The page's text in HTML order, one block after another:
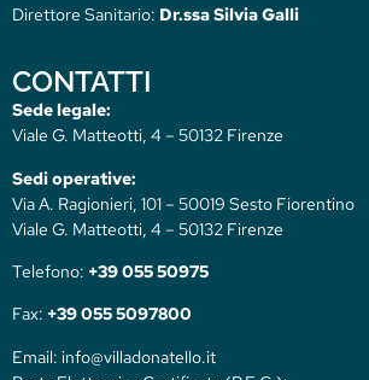
Direttore Sanitario: Dr.ssa Silvia Galli
CONTATTI
Sede legale:
Viale G. Matteotti, 4 – 50132 Firenze
Sedi operative:
Via A. Ragionieri, 101 – 50019 Sesto Fiorentino
Viale G. Matteotti, 4 – 50132 Firenze
Telefono: +39 055 50975
Fax: +39 055 5097800
Email: info@villadonatello.it